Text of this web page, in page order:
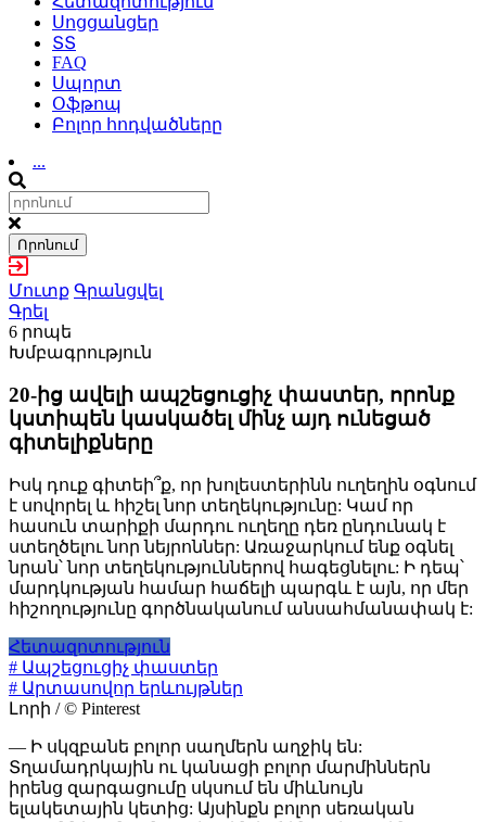
Սոցցանցեր
ՏՏ
FAQ
Սպորտ
Օֆթոպ
Բոլոր հոդվածները
...
Որոնում
Մուտք Գրանցվել
Գրել
6 րոպե
Խմբագրություն
20-ից ավելի ապշեցուցիչ փաստեր, որոնք
կստիպեն կասկածել մինչ այդ ունեցած
գիտելիքները
Իսկ դուք գիտեի՞ք, որ խոլեստերինն ուղեղին օգնում
է սովորել և հիշել նոր տեղեկությունը: Կամ որ
հասուն տարիքի մարդու ուղեղը դեռ ընդունակ է
ստեղծելու նոր նեյրոններ: Առաջարկում ենք օգնել
նրան՝ նոր տեղեկություններով հագեցնելու: Ի դեպ՝
մարդկության համար հաճելի պարգև է այն, որ մեր
հիշողությունը գործնականում անսահմանափակ է:
Հետազոտություն
# Ապշեցուցիչ փաստեր
# Արտասովոր երևույթներ
Լորի / © Pinterest
— Ի սկզբանե բոլոր սաղմերն աղջիկ են:
Տղամադրկային ու կանացի բոլոր մարմիններն
իրենց զարգացումը սկսում են միևնույն
ելակետային կետից: Այսինքն բոլոր սեռական